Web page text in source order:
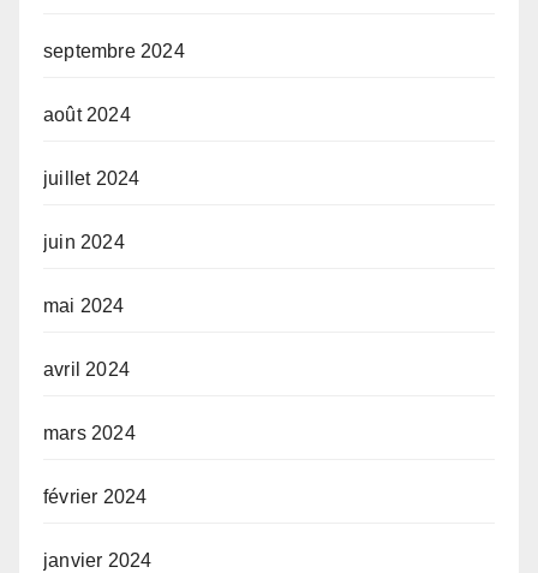
septembre 2024
août 2024
juillet 2024
juin 2024
mai 2024
avril 2024
mars 2024
février 2024
janvier 2024